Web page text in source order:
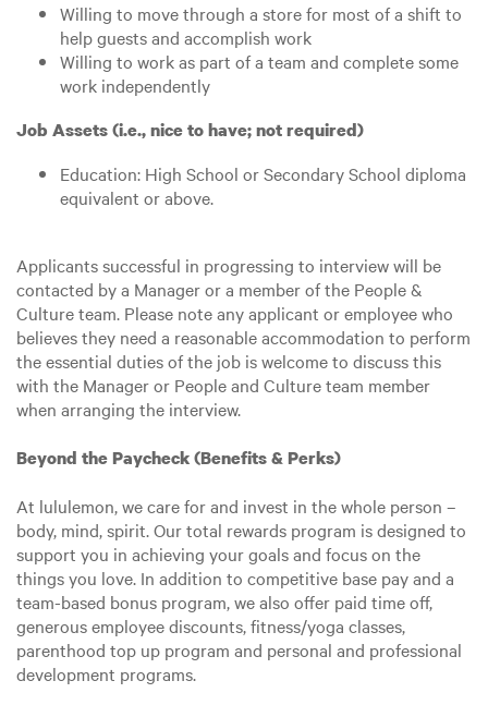
Willing to move through a store for most of a shift to
help guests and accomplish work
Willing to work as part of a team and complete some
work independently
Job Assets (i.e., nice to have; not required)
Education: High School or Secondary School diploma
equivalent or above.
Applicants successful in progressing to interview will be
contacted by a Manager or a member of the People &
Culture team. Please note any applicant or employee who
believes they need a reasonable accommodation to perform
the essential duties of the job is welcome to discuss this
with the Manager or People and Culture team member
when arranging the interview.
Beyond the Paycheck (Benefits & Perks)
At lululemon, we care for and invest in the whole person –
body, mind, spirit. Our total rewards program is designed to
support you in achieving your goals and focus on the
things you love. In addition to competitive base pay and a
team-based bonus program, we also offer paid time off,
generous employee discounts, fitness/yoga classes,
parenthood top up program and personal and professional
development programs.